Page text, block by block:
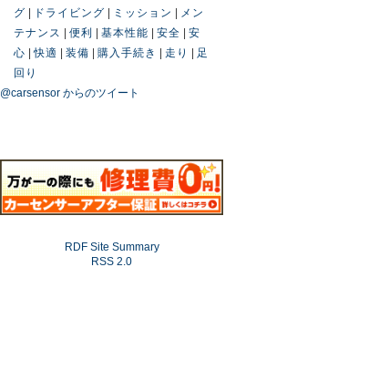
グ
ドライビング ミッション
メン
テナンス
便利 基本性能 安全
安
心 |快適 装備 購入手続き 走り
足
回り
@carsensor からのツイート
RDF Site Summary
RSS 2.0